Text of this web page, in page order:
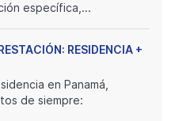
específica,...
RESIDENCIA +
en Panamá,
de siempre: